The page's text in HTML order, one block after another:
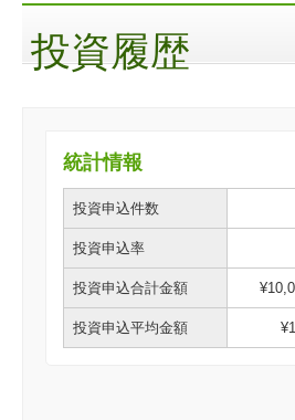
投資履歴
統計情報
投資申込件数
投資申込率
投資申込合計金額
投資申込平均金額